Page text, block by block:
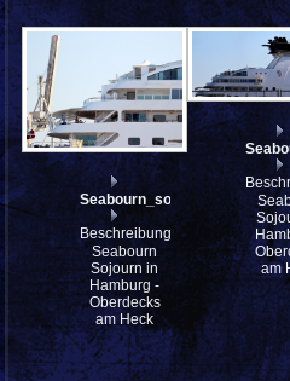
Seabourn_sojourn_IMG_8663
Beschreibung:
Seabourn
Sojourn in
Hamburg -
Oberdecks
am Heck
am